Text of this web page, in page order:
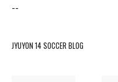
--
JYUYON 14 SOCCER BLOG